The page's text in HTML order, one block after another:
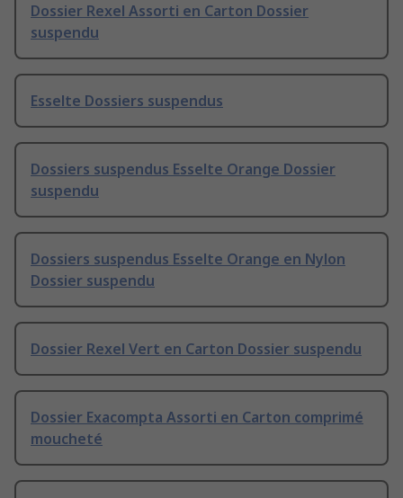
Dossier Rexel Assorti en Carton Dossier
suspendu
Esselte Dossiers suspendus
Dossiers suspendus Esselte Orange Dossier
suspendu
Dossiers suspendus Esselte Orange en Nylon
Dossier suspendu
Dossier Rexel Vert en Carton Dossier suspendu
Dossier Exacompta Assorti en Carton comprimé
moucheté